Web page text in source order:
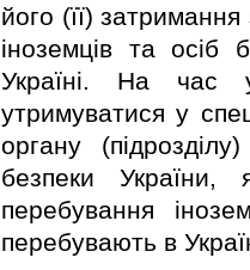
його (її)
iноземцiв та осiб
Українi. На час
утримуватися у
органу
безпеки
перебування
перебувають в